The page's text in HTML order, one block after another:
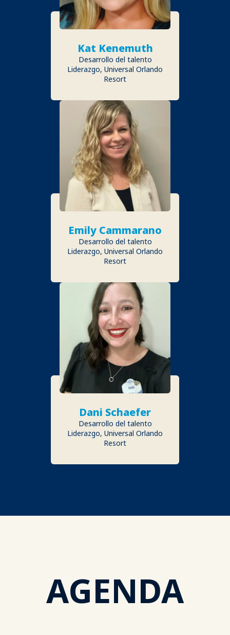
Kat Kenemuth
Desarrollo del talento
Liderazgo, Universal Orlando
Resort
Emily Cammarano
Desarrollo del talento
Liderazgo, Universal Orlando
Resort
Dani Schaefer
Desarrollo del talento
Liderazgo, Universal Orlando
Resort
AGENDA